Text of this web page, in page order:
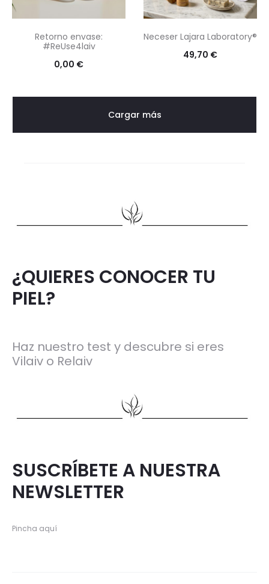
Retorno envase:
#ReUse4laiv
0,00 €
Neceser Lajara Laboratory®
49,70 €
Cargar más
¿QUIERES CONOCER TU
PIEL?
Haz nuestro test y descubre si eres
Vilaiv o Relaiv
SUSCRÍBETE A NUESTRA
NEWSLETTER
Pincha aquí